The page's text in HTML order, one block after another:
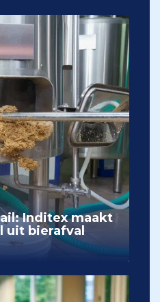
Inditex maakt
uit bierafval